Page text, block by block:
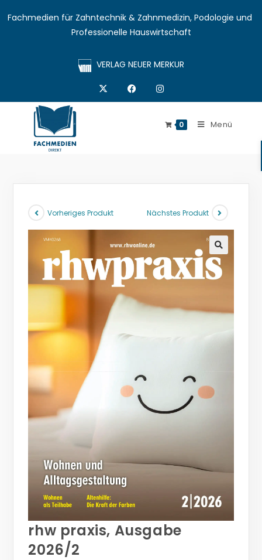
Fachmedien für Zahntechnik & Zahnmedizin, Podologie und
Professionelle Hauswirtschaft
VERLAG NEUER MERKUR
0 Menü
Vorheriges Produkt Nächstes Produkt
🔍
rhw praxis, Ausgabe
2026/2